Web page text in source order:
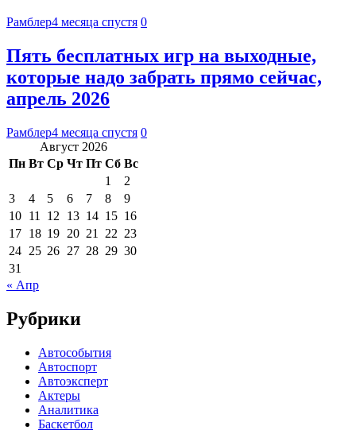
Рамблер4 месяца спустя 0
Пять бесплатных игр на выходные,
которые надо забрать прямо сейчас,
апрель 2026
Рамблер4 месяца спустя 0
Август 2026
Пн Вт Ср Чт Пт Сб Вс
1
2
3
4 5 6 7 8
9
10 11 12 13 14 15 16
17 18 19 20 21 22 23
24 25 26 27 28 29 30
31
« Апр
Рубрики
Автособытия
Автоспорт
Автоэксперт
Актеры
Аналитика
Баскетбол